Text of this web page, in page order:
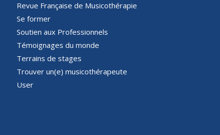
Revue Française de Musicothérapie
Se former
Soutien aux Professionnels
Témoignages du monde
Terrains de stages
Trouver un(e) musicothérapeute
User